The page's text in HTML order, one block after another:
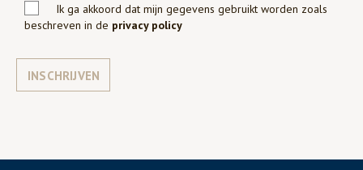
Ik ga akkoord dat mijn gegevens gebruikt worden zoals
beschreven in de privacy policy
INSCHRIJVEN